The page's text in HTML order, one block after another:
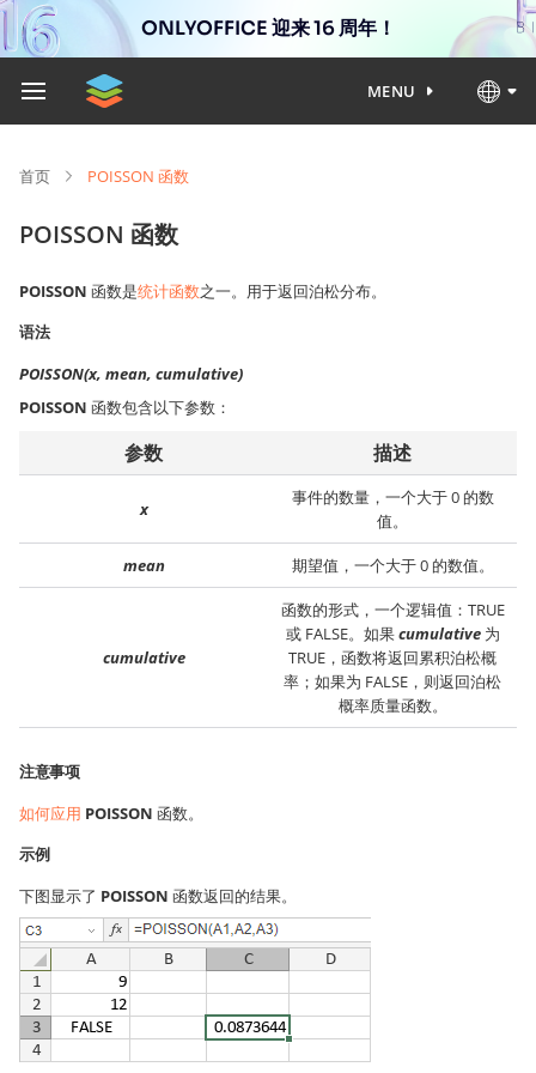
ONLYOFFICE 迎来 16 周年！
MENU
首页 POISSON 函数
POISSON 函数
POISSON 函数是统计函数之一。用于返回泊松分布。
语法
POISSON(x, mean, cumulative)
POISSON 函数包含以下参数：
参数 描述
x
事件的数量，一个大于 0 的数
值。
mean 期望值，一个大于 0 的数值。
cumulative
函数的形式，一个逻辑值：TRUE
或 FALSE。如果cumulative为
TRUE，函数将返回累积泊松概
率；如果为 FALSE，则返回泊松
概率质量函数。
注意事项
如何应用 POISSON 函数。
示例
下图显示了 POISSON 函数返回的结果。